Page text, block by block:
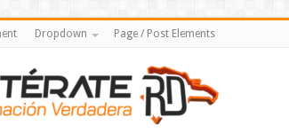
Dropdown Page / Post Elements